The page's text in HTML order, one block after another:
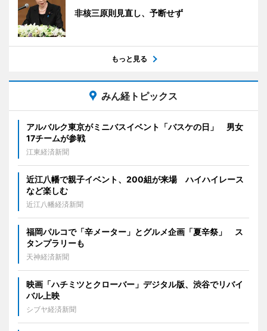
非核三原則見直し、予断せず
もっと見る
みん経トピックス
アルバルク東京がミニバスイベント「バスケの日」 男女
17チームが参戦
江東経済新聞
近江八幡で親子イベント、200組が来場 ハイハイレース
など楽しむ
近江八幡経済新聞
福岡パルコで「辛メーター」とグルメ企画「夏辛祭」 ス
タンプラリーも
天神経済新聞
映画「ハチミツとクローバー」デジタル版、渋谷でリバイ
バル上映
シブヤ経済新聞